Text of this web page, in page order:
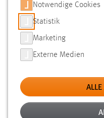
SUCHE
FILTER
Typ
Erstellungsdatum
Notwendige Cookies
Statistik
Marketing
Externe Medien